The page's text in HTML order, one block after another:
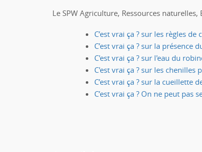
Le SPW Agriculture, Ressources
C’est vrai ça ? sur les règles
C’est vrai ça ? sur la présence
C'est vrai ça ? sur l'eau du
C'est vrai ça ? sur les chenilles
C’est vrai ça ? sur la cueillette
C’est vrai ça ? On ne peut pas